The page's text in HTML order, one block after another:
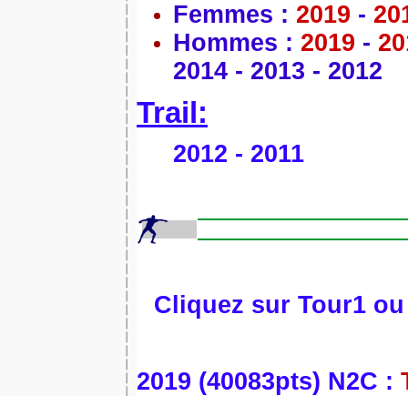
Femmes : 2019 -
Hommes : 2019 -
2014 - 2013 - 2012
Trail:
2012 - 2011
Cliquez sur Tour1
2019 (40083pts) N2C :